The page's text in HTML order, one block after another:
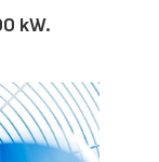
kW.